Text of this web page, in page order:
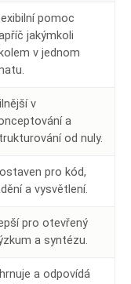
pomoc
jakýmkoli
v jednom
v
a
od nuly.
pro kód,
a vysvětlení.
pro otevřený
a syntézu.
a odpovídá